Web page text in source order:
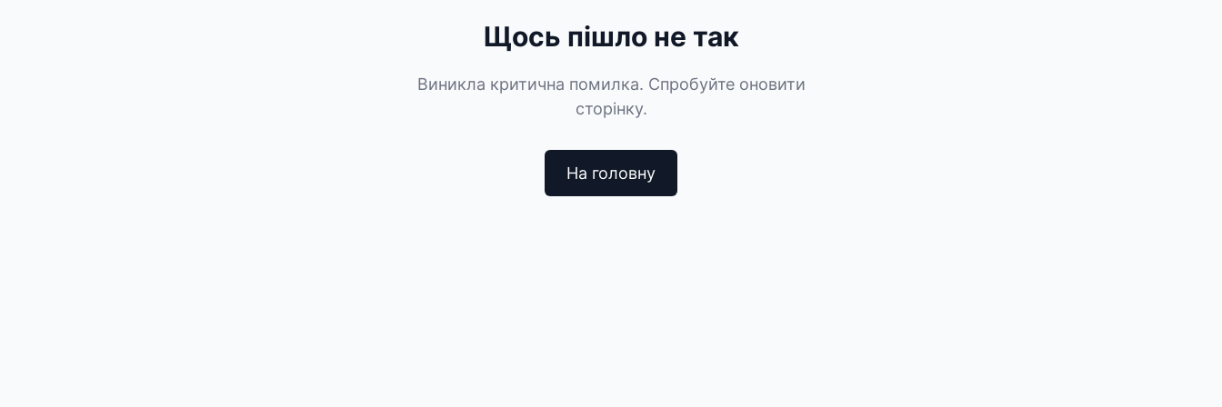
Щось пішло не так
Виникла критична помилка. Спробуйте оновити
сторінку.
На головну